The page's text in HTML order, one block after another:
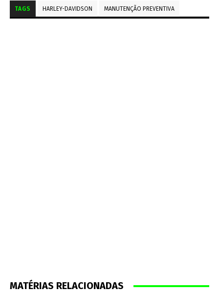
TAGS HARLEY-DAVIDSON MANUTENÇÃO PREVENTIVA
MATÉRIAS RELACIONADAS